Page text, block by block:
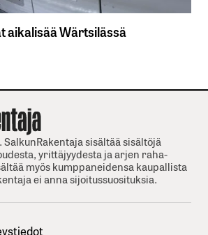
aikalisää Wärtsilässä
sisältää sisältöjä
yrittäjyydesta ja arjen raha-
myös kumppaneidensa kaupallista
ei anna sijoitussuosituksia.